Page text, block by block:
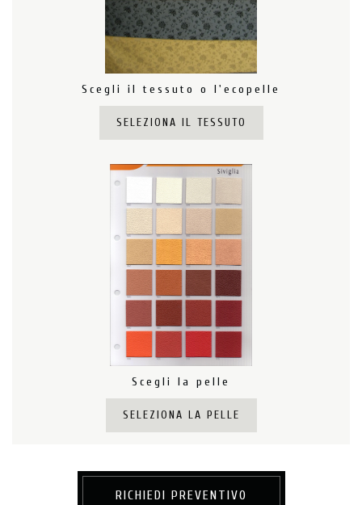
Scegli il tessuto o l'ecopelle
SELEZIONA IL TESSUTO
Scegli la pelle
SELEZIONA LA PELLE
RICHIEDI PREVENTIVO